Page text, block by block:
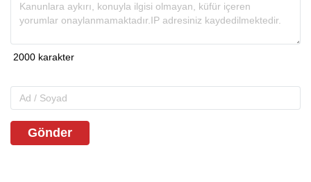
Gönder